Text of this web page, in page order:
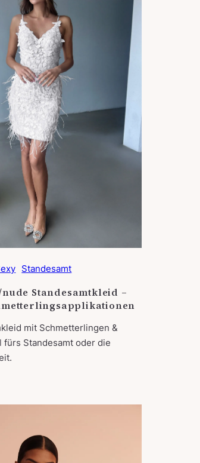
Standesamt
Standesamtkleid –
mit Schmetterlingen &
fürs Standesamt oder die